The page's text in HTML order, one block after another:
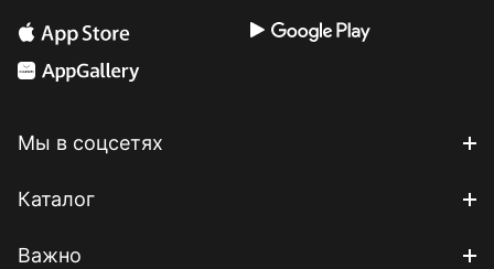
Мы в соцсетях
Каталог
Важно